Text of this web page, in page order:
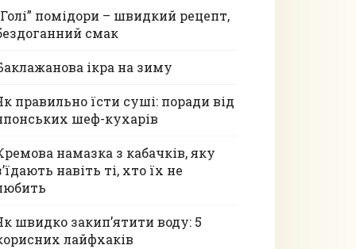
помідори – швидкий рецепт,
смак
ікра на зиму
правильно їсти суші: поради від
шеф-кухарів
намазка з кабачків, яку
навіть ті, хто їх не
швидко закип’ятити воду: 5
лайфхаків